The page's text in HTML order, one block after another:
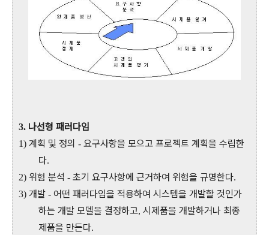
3. 나선형 패러다임
1) 계획 및 정의 - 요구사항을 모으고 프로젝트 계획을 수립한
다.
2) 위험 분석 - 초기 요구사항에 근거하여 위험을 규명한다.
3) 개발 - 어떤 패러다임을 적용하여 시스템을 개발할 것인가
하는 개발 모델을 결정하고, 시제품을 개발하거나 최종
제품을 만든다.